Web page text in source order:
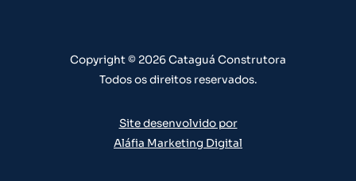
m t
Copyright © 2026 Cataguá Construtora
Todos os direitos reservados.
Site desenvolvido por
Aláfia Marketing Digital